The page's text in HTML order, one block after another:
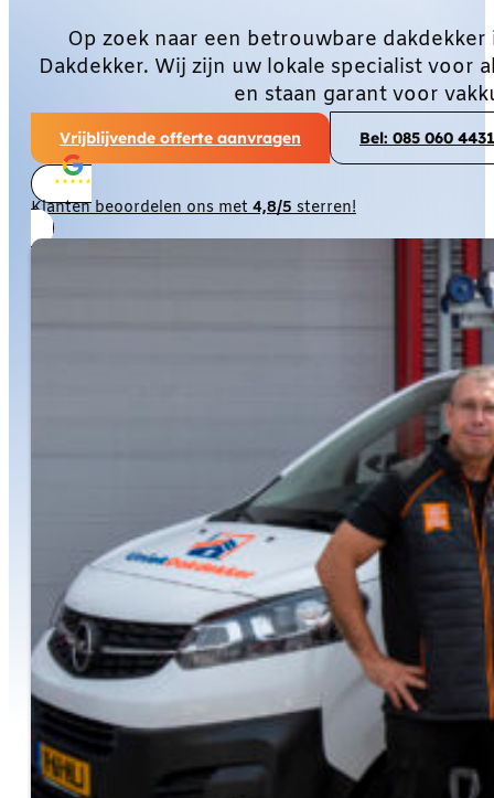
Op zoek naar een betrouwbare
Dakdekker. Wij zijn uw lokale specialist voor
en staan garant voor
Vrijblijvende offerte aanvragen Bel: 085 060 4431
Klanten beoordelen ons met4,8/5sterren!